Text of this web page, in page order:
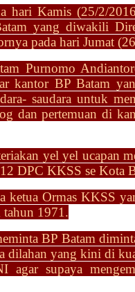
hari Kamis (25/2/
yang diwakili
pada hari Jumat
Purnomo
kantor BP Batam
saudara untuk
dan pertemuan di
yel yel ucapan
DPC KKSS se Kota
ketua Ormas KKSS
tahun 1971.
BP Batam
dilahan yang kini di
agar supaya